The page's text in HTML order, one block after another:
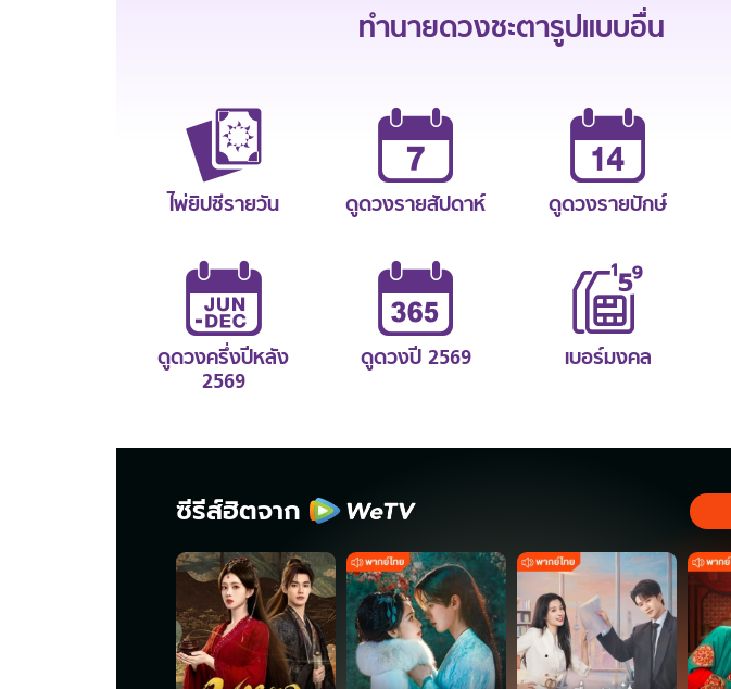
ทำนายดวงชะตารูปแบบอื่น
ไพ่ยิปซีรายวัน ดูดวงรายสัปดาห์ ดูดวงรายปักษ์
ดูดวงครึ่งปีหลัง
2569
ดูดวงปี 2569 เบอร์มงคล
ซีรีส์ฮิตจาก